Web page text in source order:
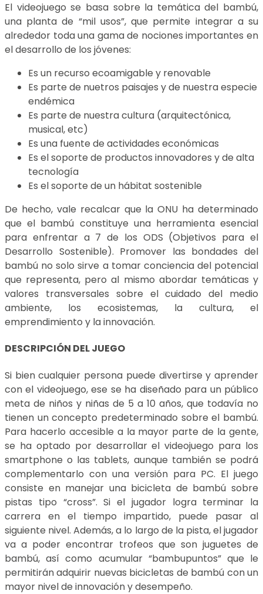
El videojuego se basa sobre la temática del bambú,
una planta de “mil usos”, que permite integrar a su
alrededor toda una gama de nociones importantes en
el desarrollo de los jóvenes:
Es un recurso ecoamigable y renovable
Es parte de nuetros paisajes y de nuestra especie
endémica
Es parte de nuestra cultura (arquitectónica,
musical, etc)
Es una fuente de actividades económicas
Es el soporte de productos innovadores y de alta
tecnología
Es el soporte de un hábitat sostenible
De hecho, vale recalcar que la ONU ha determinado
que el bambú constituye una herramienta esencial
para enfrentar a 7 de los ODS (Objetivos para el
Desarrollo Sostenible). Promover las bondades del
bambú no solo sirve a tomar conciencia del potencial
que representa, pero al mismo abordar temáticas y
valores transversales sobre el cuidado del medio
ambiente, los ecosistemas, la cultura, el
emprendimiento y la innovación.
DESCRIPCIÓN DEL JUEGO
Si bien cualquier persona puede divertirse y aprender
con el videojuego, ese se ha diseñado para un público
meta de niños y niñas de 5 a 10 años, que todavía no
tienen un concepto predeterminado sobre el bambú.
Para hacerlo accesible a la mayor parte de la gente,
se ha optado por desarrollar el videojuego para los
smartphone o las tablets, aunque también se podrá
complementarlo con una versión para PC. El juego
consiste en manejar una bicicleta de bambú sobre
pistas tipo “cross”. Si el jugador logra terminar la
carrera en el tiempo impartido, puede pasar al
siguiente nivel. Además, a lo largo de la pista, el jugador
va a poder encontrar trofeos que son juguetes de
bambú, así como acumular “bambupuntos” que le
permitirán adquirir nuevas bicicletas de bambú con un
mayor nivel de innovación y desempeño.